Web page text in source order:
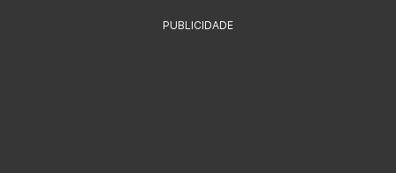
PUBLICIDADE